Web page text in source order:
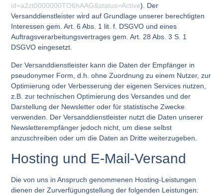
id=a2zt0000000TO6hAAG&status=Active). Der
Versanddienstleister wird auf Grundlage unserer berechtigten
Interessen gem. Art. 6 Abs. 1 lit. f. DSGVO und eines
Auftragsverarbeitungsvertrages gem. Art. 28 Abs. 3 S. 1
DSGVO eingesetzt.
Der Versanddienstleister kann die Daten der Empfänger in
pseudonymer Form, d.h. ohne Zuordnung zu einem Nutzer, zur
Optimierung oder Verbesserung der eigenen Services nutzen,
z.B. zur technischen Optimierung des Versandes und der
Darstellung der Newsletter oder für statistische Zwecke
verwenden. Der Versanddienstleister nutzt die Daten unserer
Newsletterempfänger jedoch nicht, um diese selbst
anzuschreiben oder um die Daten an Dritte weiterzugeben.
Hosting und E-Mail-Versand
Die von uns in Anspruch genommenen Hosting-Leistungen
dienen der Zurverfügungstellung der folgenden Leistungen: